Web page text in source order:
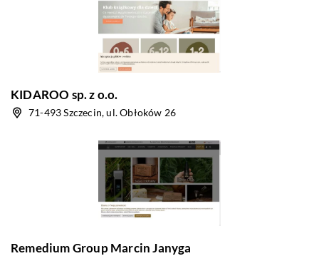
KIDAROO sp. z o.o.
71-493 Szczecin, ul. Obłoków 26
Remedium Group Marcin Janyga